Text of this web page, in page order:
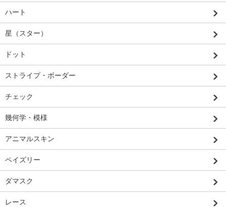
ハート
星（スター）
ドット
ストライプ・ボーダー
チェック
幾何学・模様
アニマルスキン
ペイズリー
ダマスク
レース